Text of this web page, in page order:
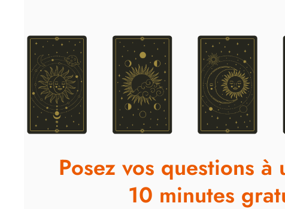
Posez vos questions à
10 minutes